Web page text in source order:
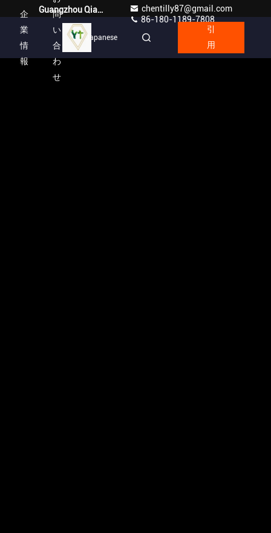
Guangzhou Qianyuan Construction Machinery Co,.LTD
chentilly87@gmail.com
86-180-1189-7808
企
業
情
報
問
い
合
わ
せ
Japanese
引
用